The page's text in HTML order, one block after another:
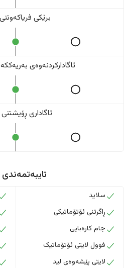
برێکی
ئاگادارکردنەوەی
ئاگاداری
تایبەتمەندی
سلاید
ڕاگرتنی ئۆتۆماتیکی
جام کارەبایی
فوول لایتی ئۆتۆماتیک
لایتی پێشەوەی لید